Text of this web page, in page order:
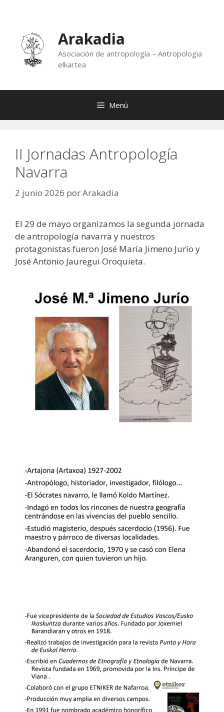
contenido
Arakadia
Asociación de antropología – Antropologia
elkartea
Menú
II Jornadas Antropología
Navarra
2 junio 2026 porArakadia
El 29 de mayo organizamos la segunda jornada
de antropología navarra y nuestros
protagonistas fueron José María Jimeno Jurío y
José Antonio Jauregui Oroquieta.